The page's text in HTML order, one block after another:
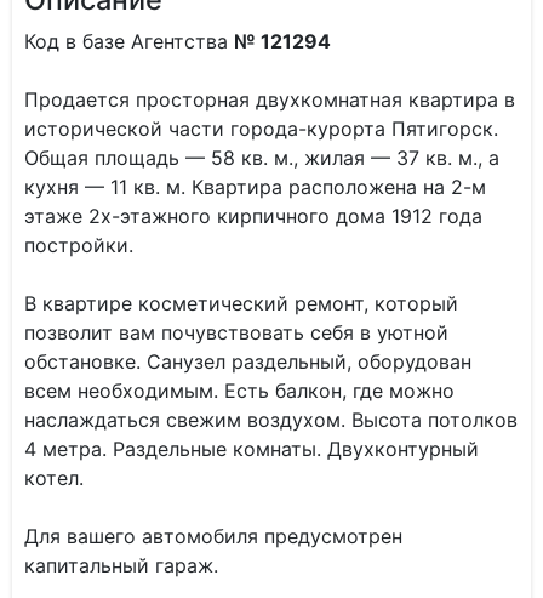
Код в базе Агентства № 121294
Продается просторная двухкомнатная квартира в
исторической части города-курорта Пятигорск.
Общая площадь — 58 кв. м., жилая — 37 кв. м., а
кухня — 11 кв. м. Квартира расположена на 2-м
этаже 2х-этажного кирпичного дома 1912 года
постройки.
В квартире косметический ремонт, который
позволит вам почувствовать себя в уютной
обстановке. Санузел раздельный, оборудован
всем необходимым. Есть балкон, где можно
наслаждаться свежим воздухом. Высота потолков
4 метра. Раздельные комнаты. Двухконтурный
котел.
Для вашего автомобиля предусмотрен
капитальный гараж.